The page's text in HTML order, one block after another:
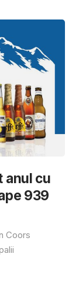
anul cu
939
Coors